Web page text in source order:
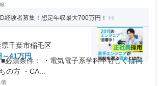
経験者募集！想定年収最大700万円！
千葉市稲毛区
～41万円
必須条件： ・電気電子系学科卒もしくは同
の方 ・CA...